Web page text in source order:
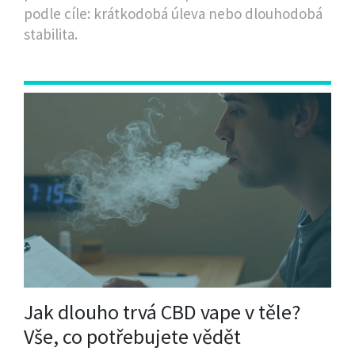
podle cíle: krátkodobá úleva nebo dlouhodobá
stabilita.
Jak dlouho trvá CBD vape v těle?
Vše, co potřebujete vědět